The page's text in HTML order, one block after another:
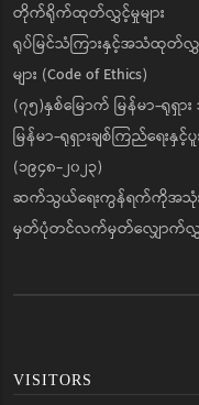
တိုက်ရိုက်ထုတ်လွှင့်မှုများ
ရုပ်မြင်သံကြားနှင့်အသံထုတ်လွှ
များ (Code of Ethics)
(၇၅)နှစ်မြောက် မြန်မာ-
မြန်မာ-ရုရှားချစ်ကြည်ရေး
(၁၉၄၈-၂၀၂၃)
ဆက်သွယ်ရေးကွန်ရက်ကိုအသုံးပ
မှတ်ပုံတင်လက်မှတ်လျှောက်
VISITORS